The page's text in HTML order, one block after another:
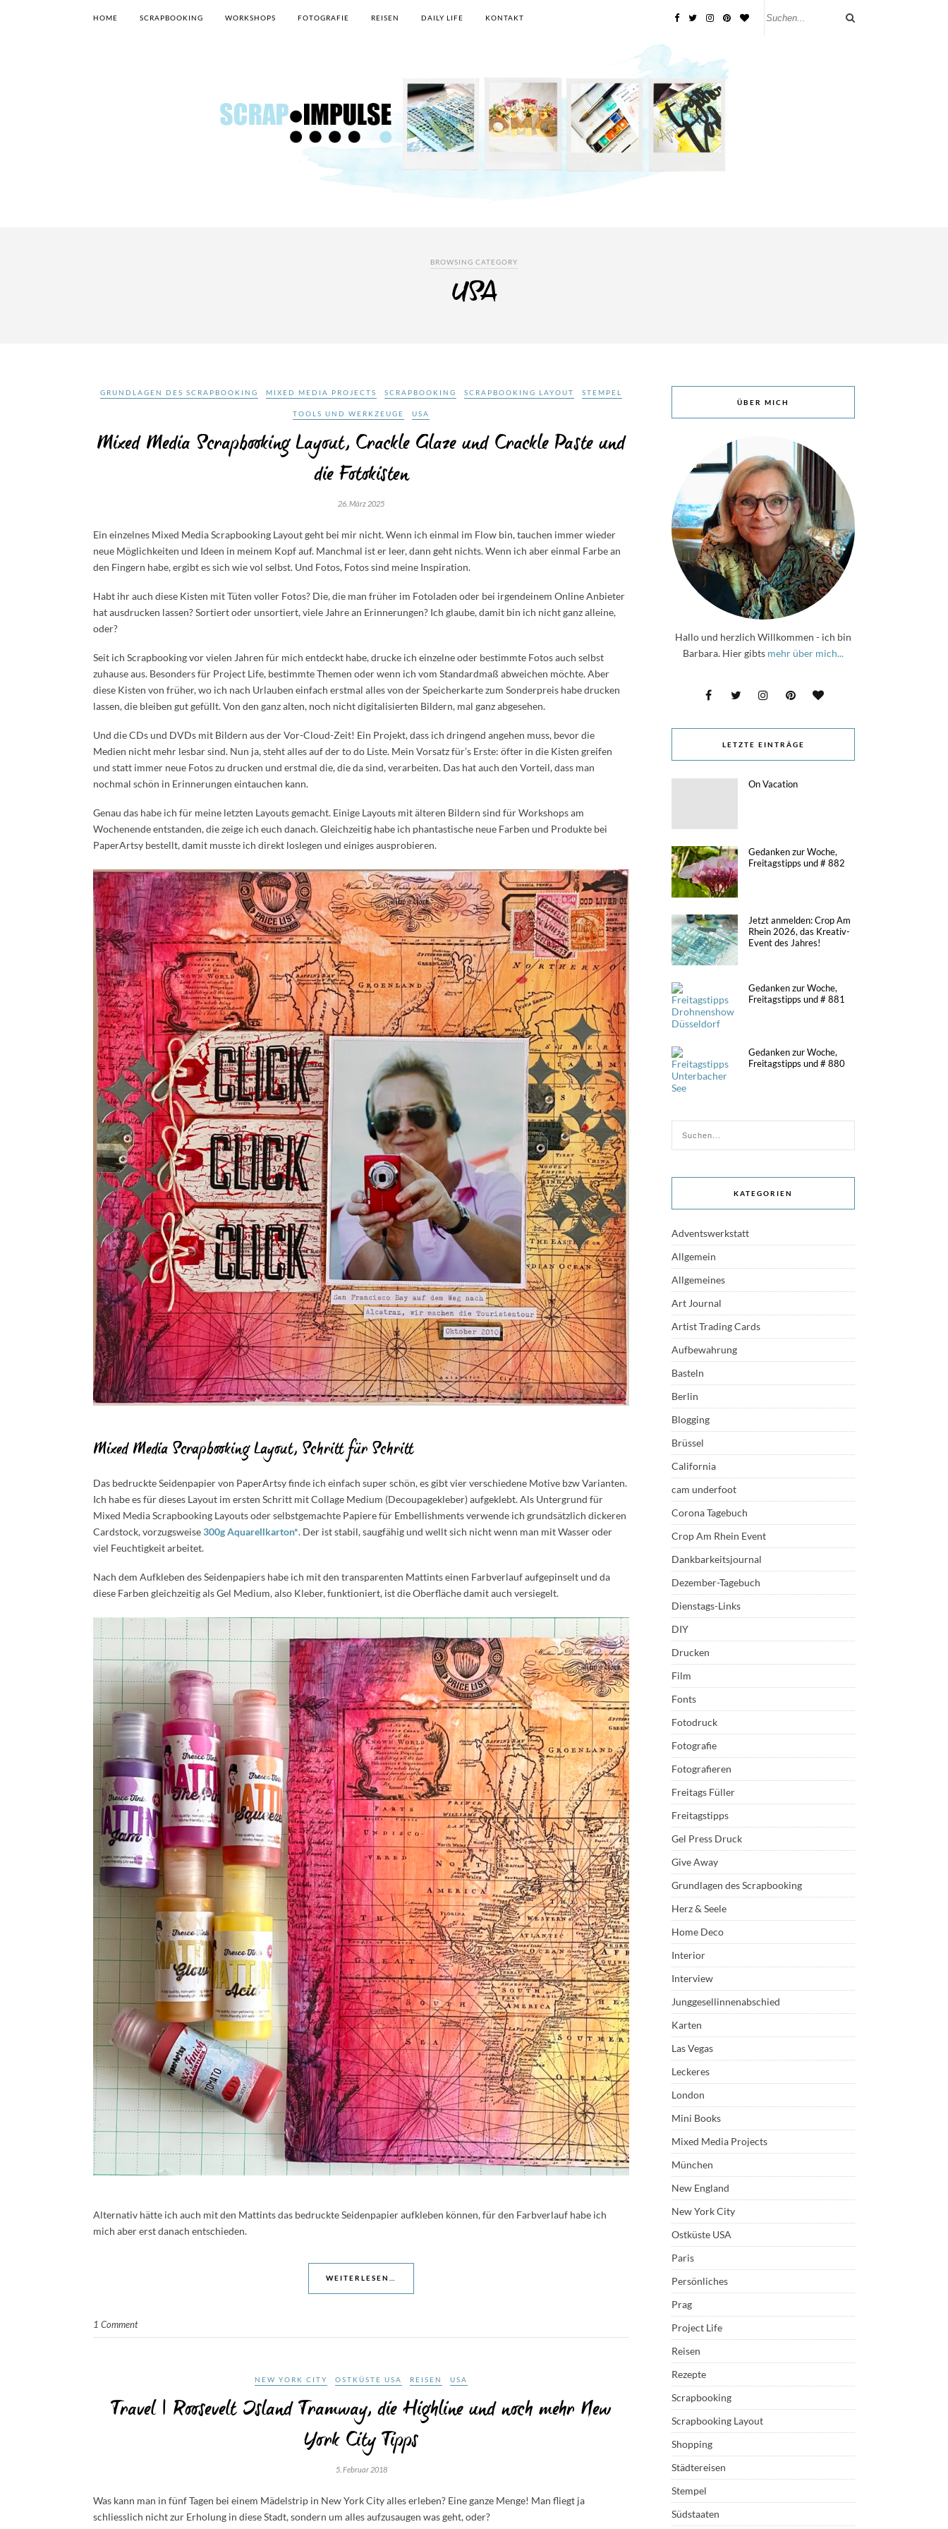
HOME SCRAPBOOKING WORKSHOPS FOTOGRAFIE REISEN DAILY LIFE KONTAKT
BROWSING CATEGORY
USA
GRUNDLAGEN DES SCRAPBOOKING MIXED MEDIA PROJECTS SCRAPBOOKING SCRAPBOOKING LAYOUT STEMPEL
TOOLS UND WERKZEUGE USA
Mixed Media Scrapbooking Layout, Crackle Glaze und Crackle Paste und
die Fotokisten
26. März 2025
Ein einzelnes Mixed Media Scrapbooking Layout geht bei mir nicht. Wenn ich einmal im Flow bin, tauchen immer wieder
neue Möglichkeiten und Ideen in meinem Kopf auf. Manchmal ist er leer, dann geht nichts. Wenn ich aber einmal Farbe an
den Fingern habe, ergibt es sich wie vol selbst. Und Fotos, Fotos sind meine Inspiration.
Habt ihr auch diese Kisten mit Tüten voller Fotos? Die, die man früher im Fotoladen oder bei irgendeinem Online Anbieter
hat ausdrucken lassen? Sortiert oder unsortiert, viele Jahre an Erinnerungen? Ich glaube, damit bin ich nicht ganz alleine,
oder?
Seit ich Scrapbooking vor vielen Jahren für mich entdeckt habe, drucke ich einzelne oder bestimmte Fotos auch selbst
zuhause aus. Besonders für Project Life, bestimmte Themen oder wenn ich vom Standardmaß abweichen möchte. Aber
diese Kisten von früher, wo ich nach Urlauben einfach erstmal alles von der Speicherkarte zum Sonderpreis habe drucken
lassen, die bleiben gut gefüllt. Von den ganz alten, noch nicht digitalisierten Bildern, mal ganz abgesehen.
Und die CDs und DVDs mit Bildern aus der Vor-Cloud-Zeit! Ein Projekt, dass ich dringend angehen muss, bevor die
Medien nicht mehr lesbar sind. Nun ja, steht alles auf der to do Liste. Mein Vorsatz für’s Erste: öfter in die Kisten greifen
und statt immer neue Fotos zu drucken und erstmal die, die da sind, verarbeiten. Das hat auch den Vorteil, dass man
nochmal schön in Erinnerungen eintauchen kann.
Genau das habe ich für meine letzten Layouts gemacht. Einige Layouts mit älteren Bildern sind für Workshops am
Wochenende entstanden, die zeige ich euch danach. Gleichzeitig habe ich phantastische neue Farben und Produkte bei
PaperArtsy bestellt, damit musste ich direkt loslegen und einiges ausprobieren.
Mixed Media Scrapbooking Layout, Schritt für Schritt
Das bedruckte Seidenpapier von PaperArtsy finde ich einfach super schön, es gibt vier verschiedene Motive bzw Varianten.
Ich habe es für dieses Layout im ersten Schritt mit Collage Medium (Decoupagekleber) aufgeklebt. Als Untergrund für
Mixed Media Scrapbooking Layouts oder selbstgemachte Papiere für Embellishments verwende ich grundsätzlich dickeren
Cardstock, vorzugsweise300g Aquarellkarton*. Der ist stabil, saugfähig und wellt sich nicht wenn man mit Wasser oder
viel Feuchtigkeit arbeitet.
Nach dem Aufkleben des Seidenpapiers habe ich mit den transparenten Mattints einen Farbverlauf aufgepinselt und da
diese Farben gleichzeitig als Gel Medium, also Kleber, funktioniert, ist die Oberfläche damit auch versiegelt.
Alternativ hätte ich auch mit den Mattints das bedruckte Seidenpapier aufkleben können, für den Farbverlauf habe ich
mich aber erst danach entschieden.
WEITERLESEN…
1 Comment
NEW YORK CITY OSTKÜSTE USA REISEN USA
Travel | Roosevelt Island Tramway, die Highline und noch mehr New
York City Tipps
5. Februar 2018
Was kann man in fünf Tagen bei einem Mädelstrip in New York City alles erleben? Eine ganze Menge! Man fliegt ja
schliesslich nicht zur Erholung in diese Stadt, sondern um alles aufzusaugen was geht, oder?
ÜBER MICH
Hallo und herzlich Willkommen - ich bin
Barbara. Hier gibts mehr über mich...
LETZTE EINTRÄGE
On Vacation
Gedanken zur Woche,
Freitagstipps und # 882
Jetzt anmelden: Crop Am
Rhein 2026, das Kreativ-
Event des Jahres!
Gedanken zur Woche,
Freitagstipps und # 881
Gedanken zur Woche,
Freitagstipps und # 880
KATEGORIEN
Adventswerkstatt
Allgemein
Allgemeines
Art Journal
Artist Trading Cards
Aufbewahrung
Basteln
Berlin
Blogging
Brüssel
California
cam underfoot
Corona Tagebuch
Crop Am Rhein Event
Dankbarkeitsjournal
Dezember-Tagebuch
Dienstags-Links
DIY
Drucken
Film
Fonts
Fotodruck
Fotografie
Fotografieren
Freitags Füller
Freitagstipps
Gel Press Druck
Give Away
Grundlagen des Scrapbooking
Herz & Seele
Home Deco
Interior
Interview
Junggesellinnenabschied
Karten
Las Vegas
Leckeres
London
Mini Books
Mixed Media Projects
München
New England
New York City
Ostküste USA
Paris
Persönliches
Prag
Project Life
Reisen
Rezepte
Scrapbooking
Scrapbooking Layout
Shopping
Städtereisen
Stempel
Südstaaten